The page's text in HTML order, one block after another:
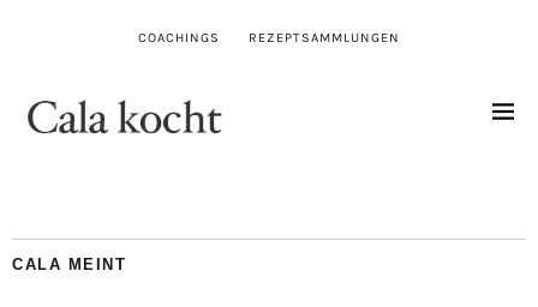
COACHINGS REZEPTSAMMLUNGEN
CALA MEINT